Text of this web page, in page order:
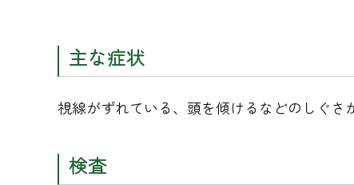
主な症状
視線がずれている、頭を傾けるなどのしぐさ
検査